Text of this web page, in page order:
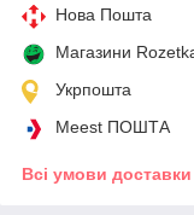
Нова Пошта
Магазини
Укрпошта
Meest ПОШТА
Всі умови доставки